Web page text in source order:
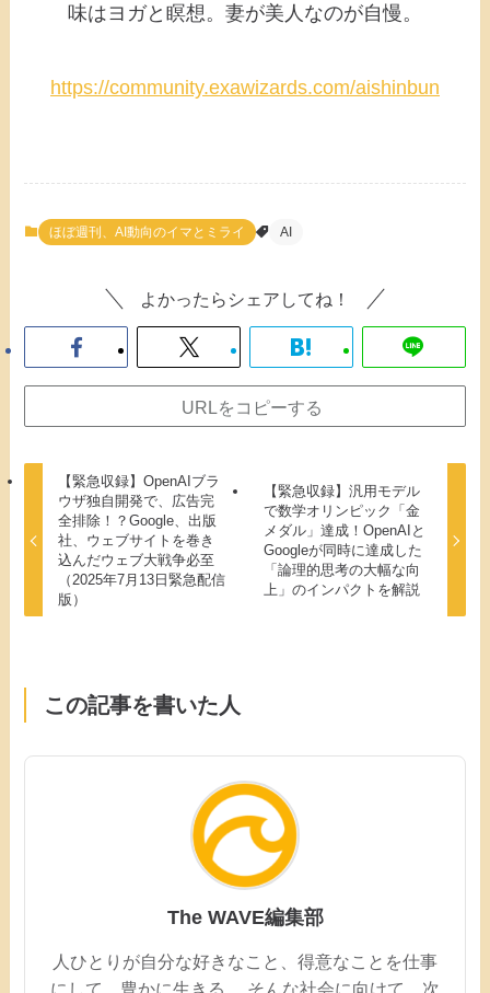
味はヨガと瞑想。妻が美人なのが自慢。
https://community.exawizards.com/aishinbun
ほぼ週刊、AI動向のイマとミライ AI
よかったらシェアしてね！
URLをコピーする
【緊急収録】OpenAIブラ
ウザ独自開発で、広告完
全排除！？Google、出版
社、ウェブサイトを巻き
込んだウェブ大戦争必至
（2025年7月13日緊急配信
版）
【緊急収録】汎用モデル
で数学オリンピック「金
メダル」達成！OpenAIと
Googleが同時に達成した
「論理的思考の大幅な向
上」のインパクトを解説
この記事を書いた人
The WAVE編集部
人ひとりが自分な好きなこと、得意なことを仕事
にして、豊かに生きる。 そんな社会に向けて、次